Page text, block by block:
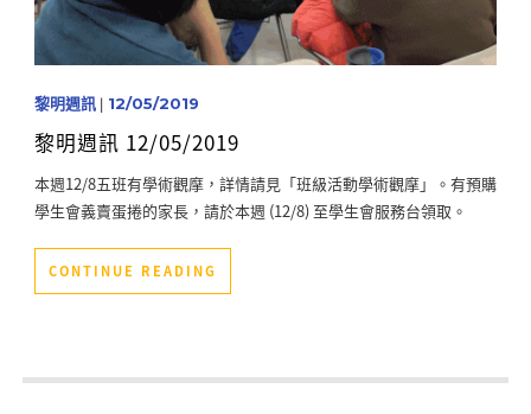
黎明週訊| 12/05/2019
黎明週訊 12/05/2019
本週12/8五班有學術觀摩，詳情請見「班級活動學術觀摩」。有預購
學生會義賣蛋捲的家長，請於本週 (12/8) 至學生會服務台領取。
CONTINUE READING